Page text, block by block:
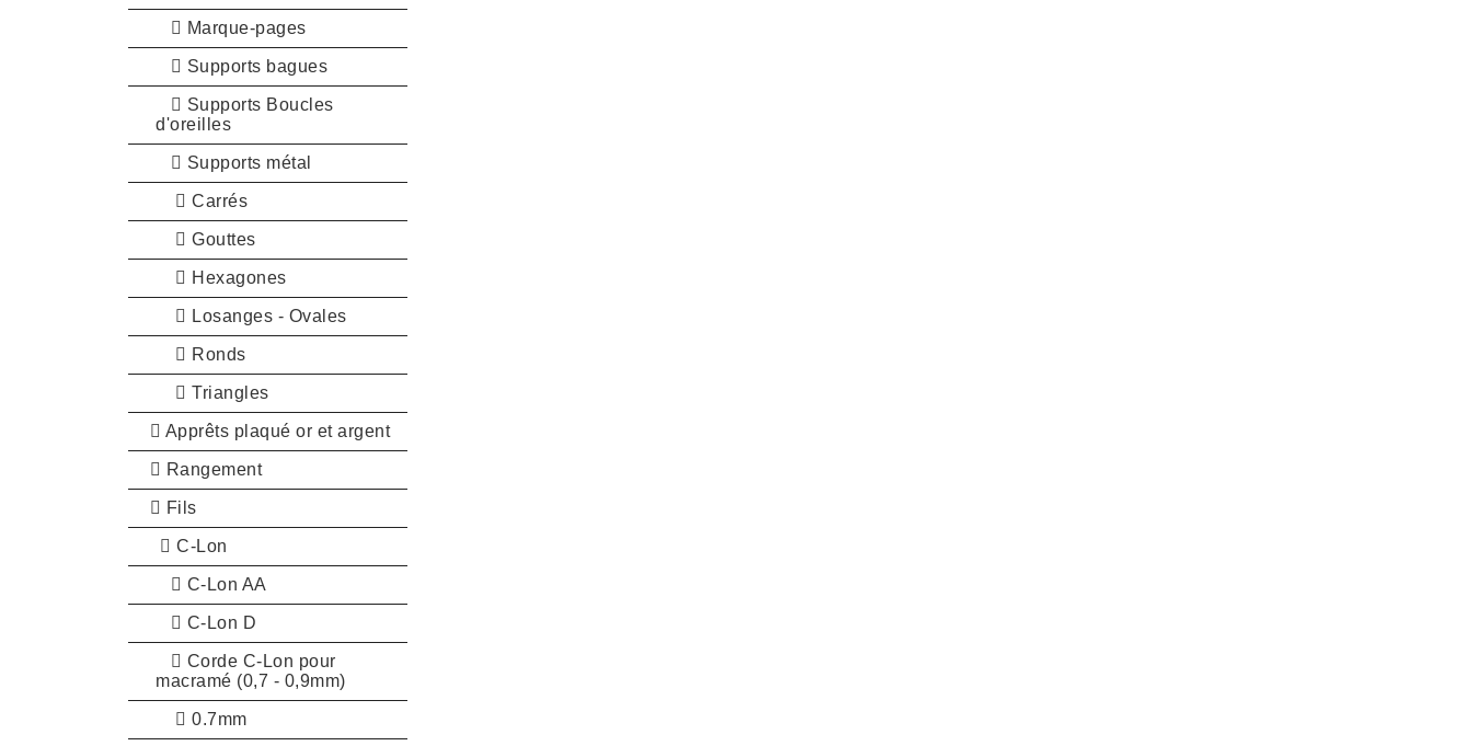
Marque-pages
Supports bagues
Supports Boucles
d'oreilles
Supports métal
Carrés
Gouttes
Hexagones
Losanges - Ovales
Ronds
Triangles
Apprêts plaqué or et argent
Rangement
Fils
C-Lon
C-Lon AA
C-Lon D
Corde C-Lon pour
macramé (0,7 - 0,9mm)
0.7mm